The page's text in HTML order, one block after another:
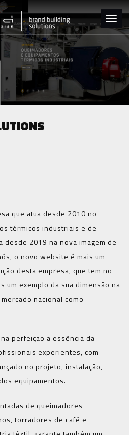
que atua desde 2010 no
térmicos industriais e de
desde 2019 na nova imagem de
o novo website é mais um
desta empresa, que tem no
exemplo da sua dimensão na
nacional como
perfeição a essência da
experientes, com
no projeto, instalação,
equipamentos.
de queimadores
torradores de café e